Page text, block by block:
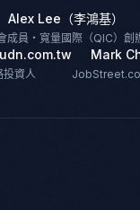
Alex Lee（李鴻基）
成員・寬量國際（QIC）創
投資人
Mark